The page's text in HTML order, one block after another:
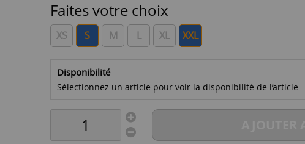
Faites votre choix
XS S M L XL XXL
Disponibilité
Sélectionnez un article pour voir la disponibilité de l’article